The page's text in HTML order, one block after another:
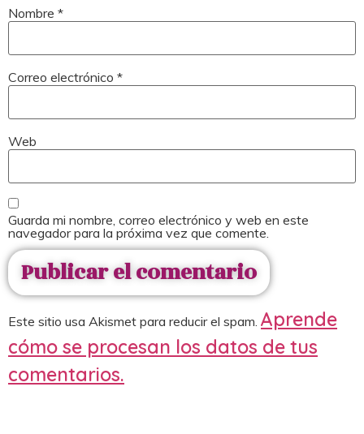
Nombre *
Correo electrónico *
Web
Guarda mi nombre, correo electrónico y web en este
navegador para la próxima vez que comente.
Este sitio usa Akismet para reducir el spam. Aprende
cómo se procesan los datos de tus
comentarios.